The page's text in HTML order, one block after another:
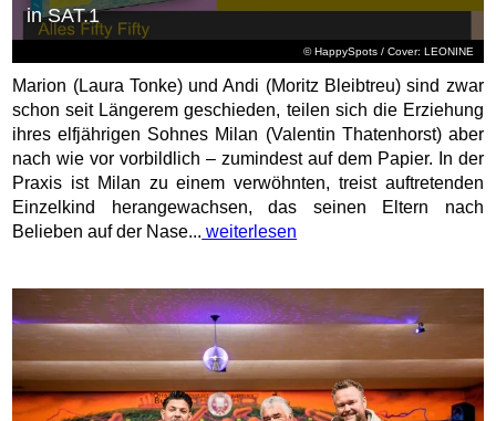
© HappySpots / Cover: LEONINE
in SAT.1
Marion (Laura Tonke) und Andi (Moritz Bleibtreu) sind zwar
schon seit Längerem geschieden, teilen sich die Erziehung
ihres elfjährigen Sohnes Milan (Valentin Thatenhorst) aber
nach wie vor vorbildlich – zumindest auf dem Papier. In der
Praxis ist Milan zu einem verwöhnten, treist auftretenden
Einzelkind herangewachsen, das seinen Eltern nach
Belieben auf der Nase... weiterlesen